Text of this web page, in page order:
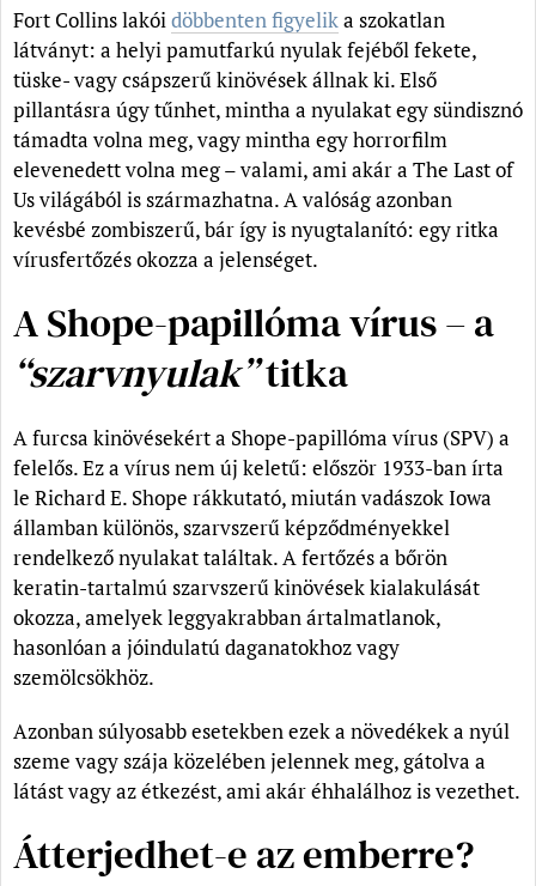
Fort Collins lakóidöbbenten figyelika szokatlan
látványt: a helyi pamutfarkú nyulak fejéből fekete,
tüske- vagy csápszerű kinövések állnak ki. Első
pillantásra úgy tűnhet, mintha a nyulakat egy sündisznó
támadta volna meg, vagy mintha egy horrorfilm
elevenedett volna meg – valami, ami akár a The Last of
Us világából is származhatna. A valóság azonban
kevésbé zombiszerű, bár így is nyugtalanító: egy ritka
vírusfertőzés okozza a jelenséget.
A Shope-papillóma vírus – a
“szarvnyulak”titka
A furcsa kinövésekért a Shope-papillóma vírus (SPV) a
felelős. Ez a vírus nem új keletű: először 1933-ban írta
le Richard E. Shope rákkutató, miután vadászok Iowa
államban különös, szarvszerű képződményekkel
rendelkező nyulakat találtak. A fertőzés a bőrön
keratin-tartalmú szarvszerű kinövések kialakulását
okozza, amelyek leggyakrabban ártalmatlanok,
hasonlóan a jóindulatú daganatokhoz vagy
szemölcsökhöz.
Azonban súlyosabb esetekben ezek a növedékek a nyúl
szeme vagy szája közelében jelennek meg, gátolva a
látást vagy az étkezést, ami akár éhhalálhoz is vezethet.
Átterjedhet-e az emberre?